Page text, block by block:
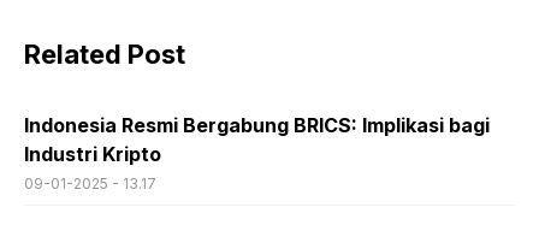
Related Post
Indonesia Resmi Bergabung BRICS: Implikasi bagi
Industri Kripto
09-01-2025 - 13.17